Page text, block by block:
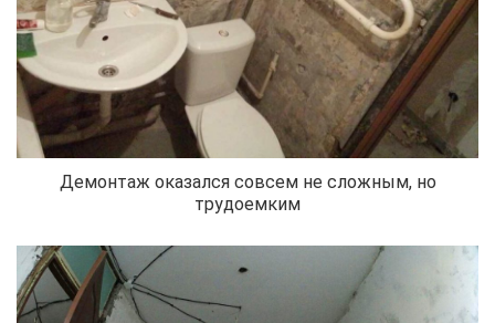
Демонтаж оказался совсем не сложным, но
трудоемким